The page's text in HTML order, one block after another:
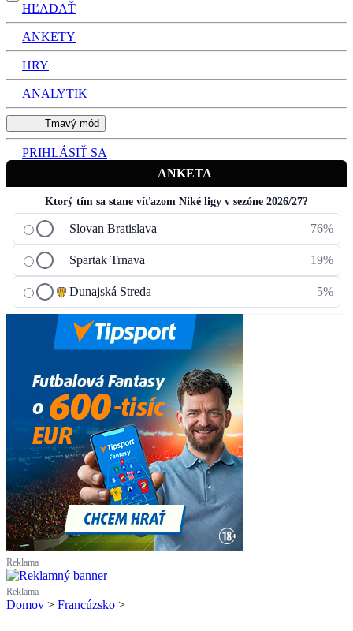
HĽADAŤ
ANKETY
HRY
ANALYTIK
Tmavý mód
PRIHLÁSIŤ SA
ANKETA
Ktorý tím sa stane víťazom Niké ligy v sezóne 2026/27?
Slovan Bratislava 76%
Spartak Trnava 19%
Dunajská Streda 5%
Reklama
Reklama
Domov > Francúzsko >